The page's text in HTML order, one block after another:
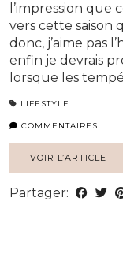
l’impression que
vers cette saison
donc, j’aime pas
enfin je devrais
lorsque les
LIFESTYLE
COMMENTAIRES
VOIR L’ARTICLE
Partager: